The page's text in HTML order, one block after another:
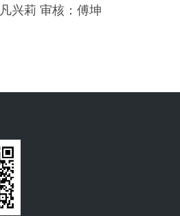
兴莉 审核：傅坤